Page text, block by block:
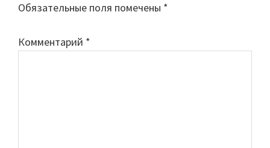
Обязательные поля помечены *
Комментарий *